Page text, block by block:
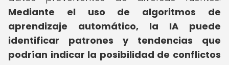
Mediante el uso de algoritmos de
aprendizaje automático, la IA puede
identificar patrones y tendencias que
podrían indicar la posibilidad de conflictos